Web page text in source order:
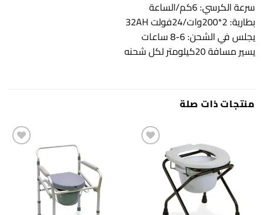
سرعة الكرسي: 6كم/الساعة
بطارية: 2*200وات/24فولت 32AH
يجلس في الشحن: 6-8 ساعات
يسير مسافة 20كيلومتر لكل شحنه
منتجات ذات صلة